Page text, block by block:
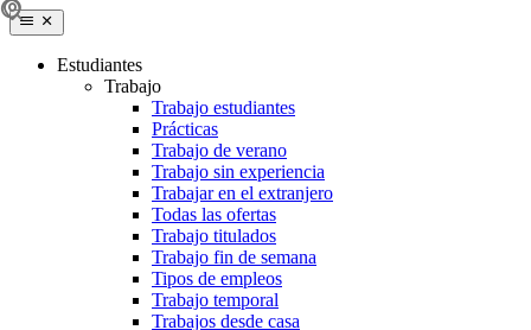
Estudiantes
Trabajo
Trabajo estudiantes
Prácticas
Trabajo de verano
Trabajo sin experiencia
Trabajar en el extranjero
Todas las ofertas
Trabajo titulados
Trabajo fin de semana
Tipos de empleos
Trabajo temporal
Trabajos desde casa